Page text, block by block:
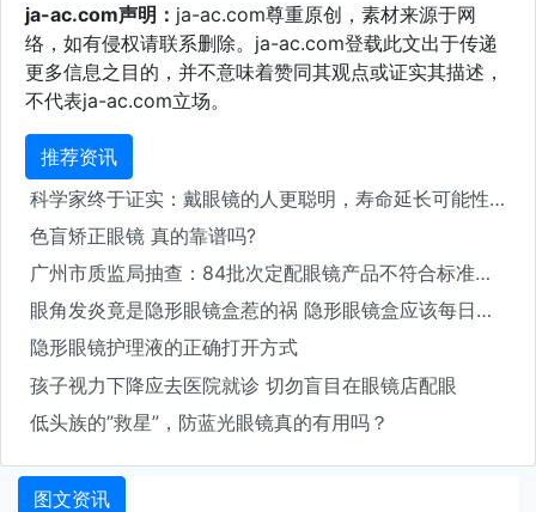
ja-ac.com声明： ja-ac.com尊重原创，素材来源于网
络，如有侵权请联系删除。ja-ac.com登载此文出于传递
更多信息之目的，并不意味着赞同其观点或证实其描述，
不代表ja-ac.com立场。
推荐资讯
科学家终于证实：戴眼镜的人更聪明，寿命延长可能性也大大增加！
色盲矫正眼镜 真的靠谱吗?
广州市质监局抽查：84批次定配眼镜产品不符合标准要求
眼角发炎竟是隐形眼镜盒惹的祸 隐形眼镜盒应该每日清洗
隐形眼镜护理液的正确打开方式
孩子视力下降应去医院就诊 切勿盲目在眼镜店配眼
低头族的”救星”，防蓝光眼镜真的有用吗？
图文资讯